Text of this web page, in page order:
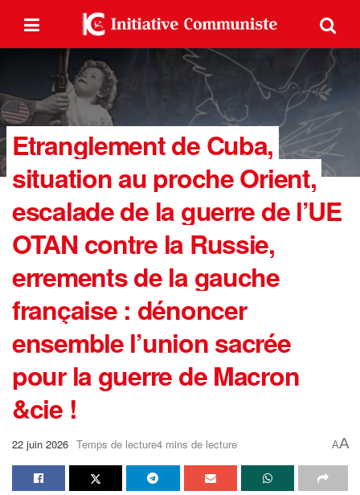
Etranglement de Cuba,
situation au proche Orient,
escalade de la guerre de l’UE
OTAN contre la Russie,
errements de la gauche
française : dénoncer
ensemble l’union sacrée
pour la guerre de Macron
&cie !
22 juin 2026 Temps de lecture4 mins de lecture AA